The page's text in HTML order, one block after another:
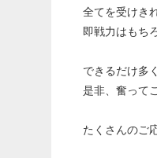
全てを受けき
即戦力はもち
できるだけ多
是非、奮って
たくさんのご